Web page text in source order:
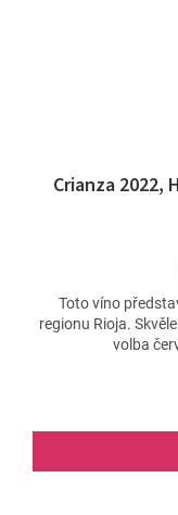
Crianza 2022,
Toto víno
regionu Rioja.
volba